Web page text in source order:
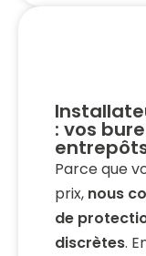
: vos
Parce que
prix, nous
de
discrètes.